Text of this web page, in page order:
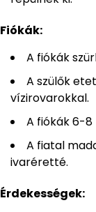
Fiókák:
A fiókák
A szülők
vízirovarokkal.
A fiókák 6-8
A fiatal
ivaréretté.
Érdekességek: